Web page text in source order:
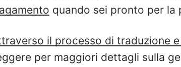
quando sei pronto per la
il processo di traduzione
per maggiori dettagli sulla